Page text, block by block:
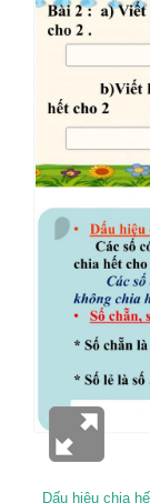
Dấu hiệu chia